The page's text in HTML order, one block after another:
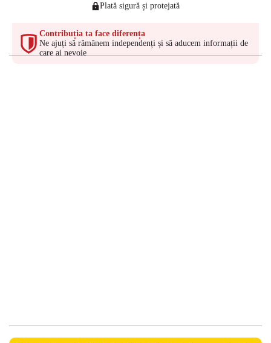
Plată sigură și protejată
Contribuția ta face diferența
Ne ajuți să rămânem independenți și să aducem informații de
care ai nevoie